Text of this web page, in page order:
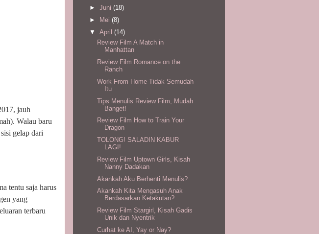
jauh
Walau baru
gelap dari
tentu saja harus
yang
terbaru
► Juni (18)
►
Mei (8)
▼ April (14)
Review Film A Match in
Manhattan
Review Film Romance on the
Ranch
Work From Home Tidak Semudah
Itu
Tips Menulis Review Film, Mudah
Banget!
Review Film How to Train Your
Dragon
TOLONG! SALADIN KABUR
LAGI!
Review Film Uptown Girls, Kisah
Nanny Dadakan
Akankah Aku Berhenti Menulis?
Akankah Kita Mengasuh Anak
Berdasarkan Ketakutan?
Review Film Stargirl, Kisah Gadis
Unik dan Nyentrik
Curhat ke AI, Yay or Nay?